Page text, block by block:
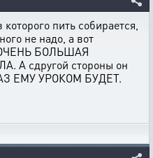
пить собирается,
не надо, а вот
ОЧЕНЬ БОЛЬШАЯ
А сдругой стороны он
ЕМУ УРОКОМ БУДЕТ.